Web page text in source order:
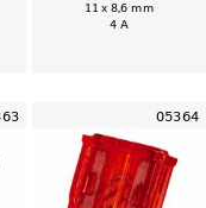
11 x 8,6 mm
4 A
05364